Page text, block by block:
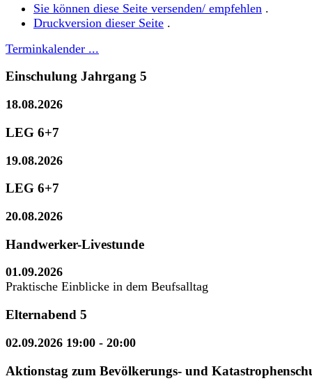
Sie können diese Seite versenden/ empfehlen .
Druckversion dieser Seite .
Terminkalender ...
Einschulung Jahrgang 5
18.08.2026
LEG 6+7
19.08.2026
LEG 6+7
20.08.2026
Handwerker-Livestunde
01.09.2026
Praktische Einblicke in dem Beufsalltag
Elternabend 5
02.09.2026 19:00 - 20:00
Aktionstag zum Bevölkerungs- und